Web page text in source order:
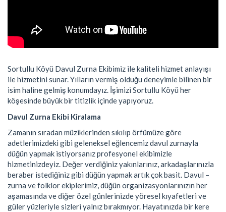
Sortullu Köyü Davul Zurna Ekibimiz ile kaliteli hizmet anlayışı
ile hizmetini sunar. Yılların vermiş olduğu deneyimle bilinen bir
isim haline gelmiş konumdayız. İşimizi Sortullu Köyü her
köşesinde büyük bir titizlik içinde yapıyoruz.
Davul Zurna Ekibi Kiralama
Zamanın sıradan müziklerinden sıkılıp örfümüze göre
adetlerimizdeki gibi geleneksel eğlencemiz davul zurnayla
düğün yapmak istiyorsanız profesyonel ekibimizle
hizmetinizdeyiz. Değer verdiğiniz yakınlarınız, arkadaşlarınızla
beraber istediğiniz gibi düğün yapmak artık çok basit. Davul –
zurna ve folklor ekiplerimiz, düğün organizasyonlarınızın her
aşamasında ve diğer özel günlerinizde yöresel kıyafetleri ve
güler yüzleriyle sizleri yalnız bırakmıyor. Hayatınızda bir kere